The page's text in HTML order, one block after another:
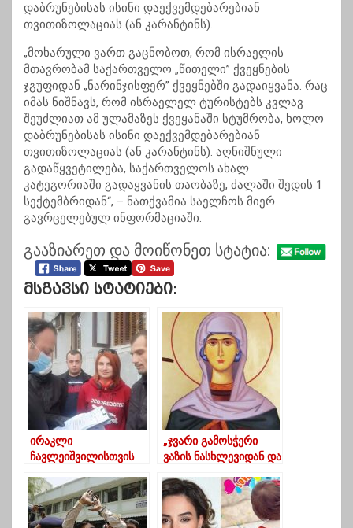
დაბრუნებისას ისინი დაექვემდებარებიან
თვითიზოლაციას (ან კარანტინს).
„მოხარული ვართ გაცნობოთ, რომ ისრაელის
მთავრობამ საქართველო „წითელი” ქვეყნების
ჯგუფიდან „ნარინჯისფერ” ქვეყნებში გადაიყვანა. რაც
იმას ნიშნავს, რომ ისრაელელ ტურისტებს კვლავ
შეუძლიათ ამ ულამაზეს ქვეყანაში სტუმრობა, ხოლო
დაბრუნებისას ისინი დაექვემდებარებიან
თვითიზოლაციას (ან კარანტინს). აღნიშნული
გადაწყვეტილება, საქართველოს ახალ
კატეგორიაში გადაყვანის თაობაზე, ძალაში შედის 1
სექტემბრიდან“, – ნათქვამია საელჩოს მიერ
გავრცელებულ ინფორმაციაში.
გააზიარეთ და მოიწონეთ სტატია:
Მსგავსი Სტატიები:
ირაკლი
ჩავლეიშვილისთვის
მიყენების ფაქტზე
შინაგან საქმეთა
სამინისტრომ ერთი
„ჯვარი გამოსჭერი
ვაზის ნასხლევიდან და
თმებით შეუხვიე“ –
დღეს ნინოობაა